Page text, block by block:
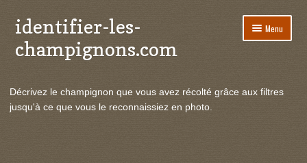
Aller
à
la
Aller
au
contenu
identifier-les-
champignons.com
Menu
le
Actualités
Décrivez le champignon que vous avez récolté grâce aux filtres
jusqu'à ce que vous le reconnaissiez en photo.